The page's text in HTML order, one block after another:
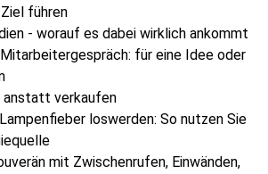
führen
- worauf es dabei wirklich ankommt
für eine Idee oder
anstatt verkaufen
loswerden: So nutzen Sie
mit Zwischenrufen, Einwänden,